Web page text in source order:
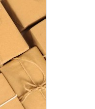
оптовым ценам.
отправки заказа.